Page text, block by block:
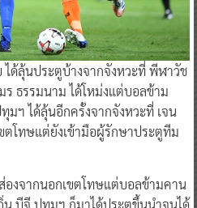
ด้ลุ้นประตูบ้างจากจังหวะที่ พีฬาวัช
ร ธรรมนาม ได้โหม่งแต่บอลข้าม
ฯ ได้ลุ้นอีกครั้งจากจังหวะที่ เจน
ตโทษแต่ยังเข้ามือผู้รักษาประตูทีม
งจากนอกเขตโทษแต่บอลข้ามคาน
น บีจี ปทุมฯ ก็มาได้ประตูขึ้นนำจนได้